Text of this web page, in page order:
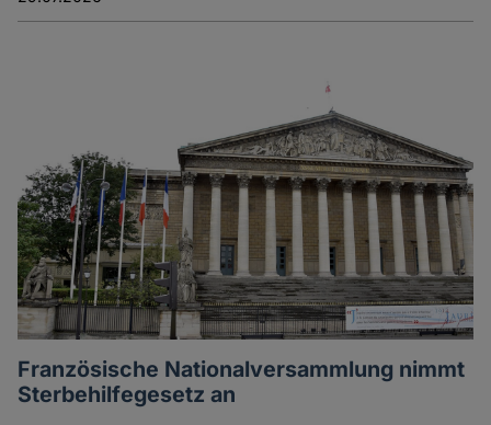
Französische Nationalversammlung nimmt
Sterbehilfegesetz an